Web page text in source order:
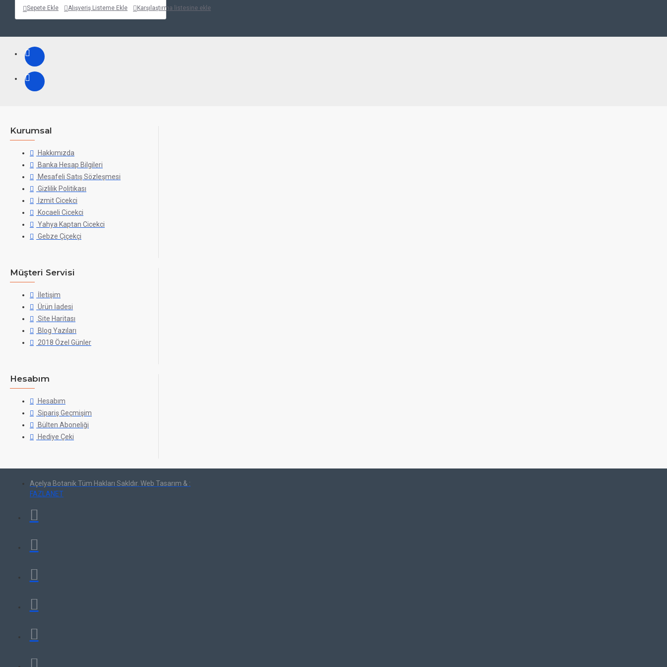
Sepete Ekle Alışveriş Listeme Ekle Karşılaştırma listesine ekle
Kurumsal
Hakkımızda
Banka Hesap Bilgileri
Mesafeli Satış Sözleşmesi
Gizlilik Politikası
İzmit Cicekci
Kocaeli Cicekci
Yahya Kaptan Cicekci
Gebze Çiçekçi
Müşteri Servisi
İletişim
Ürün İadesi
Site Haritası
Blog Yazıları
2018 Özel Günler
Hesabım
Hesabım
Sipariş Geçmişim
Bülten Aboneliği
Hediye Çeki
Açelya Botanik Tüm Hakları Sakldır. Web Tasarım & :
FAZLANET